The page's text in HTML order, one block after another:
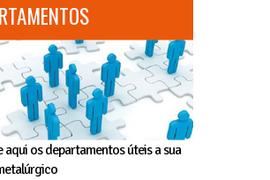
aqui os departamentos úteis a sua